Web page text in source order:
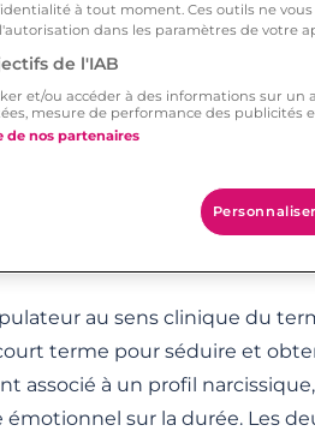
et promesses non tenues
La manipulation sentimentale
elle sait exactement ce
reproduit d’une rencontre à
qu’il rencontre, ce qui
au sens clinique du
terme pour séduire et
associé à un profil narcissique,
sur la durée. Les
à tout moment. Ces outils ne
dans les paramètres de votre
de l'IAB
et/ou accéder à des informations sur un
mesure de performance des publicités
de nos partenaires